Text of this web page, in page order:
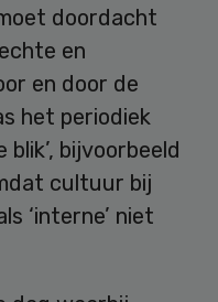
doordacht
en
en door de
het periodiek
bijvoorbeeld
cultuur bij
‘interne’ niet